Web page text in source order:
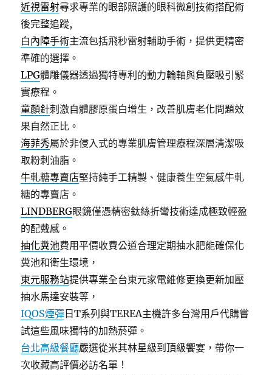
近視雷射尋求專業的眼部照護的眼科微創技術搭配術
後完整追蹤,
白內障手術主流包括飛秒雷射輔助手術，提供更精密
準確的選擇。
LPG體雕儀器透過獨特專利的動力輪軸與負壓吸引緊
實療程。
童顏針刺激自體膠原蛋白增生，改善肌膚老化問題效
果自然正比。
海菲秀屬於非侵入式的專業肌膚管理療程深層清潔吸
取粉刺油脂。
牛軋糖專賣店堅持純手工精製、健康養生空氣感牛軋
糖的專賣店。
LINDBERG眼鏡僅憑精密鈦絲折彎技術達成極致輕盈
的配戴感。
抽化糞池費用平價收費公道合理定期抽水肥能確保化
糞池和衛生環境，
東元服務站提供專業全台東元家電維修更換更新加壓
抽水馬達安裝等，
IQOS煙彈 日T系列與TEREA主機許多台灣用戶代購嘗
試這些風味獨特的加熱菸彈。
台北高級餐廳嚴選從米其林星級到頂級饗宴，帶你一
次收藏高評價必訪名單！